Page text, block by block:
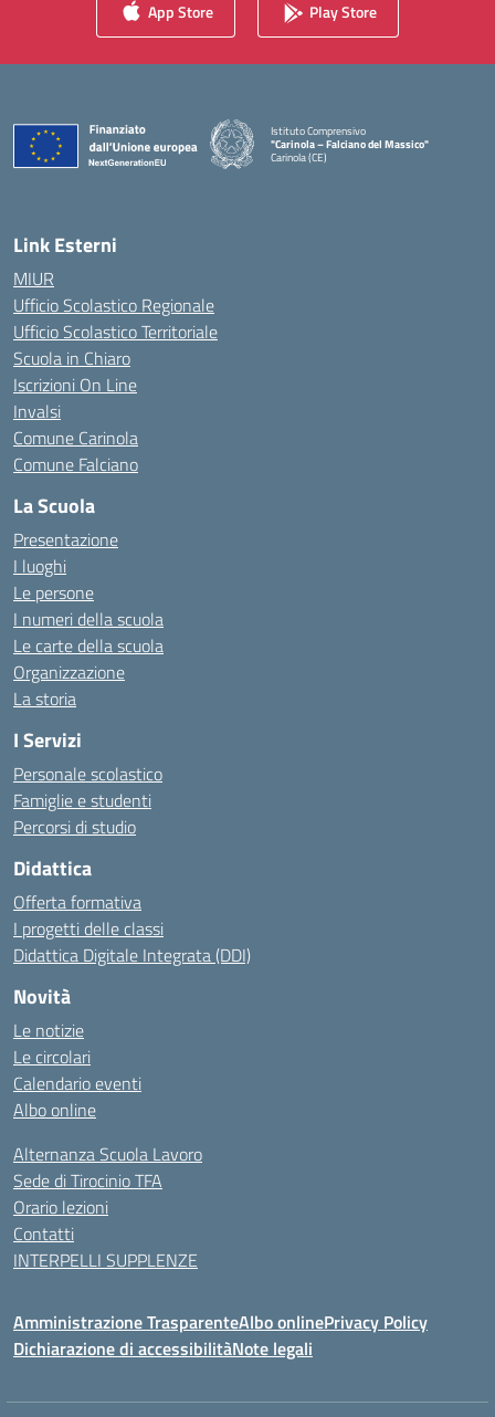
App Store Play Store
Istituto Comprensivo
"Carinola – Falciano del Massico"
Carinola (CE)
Link Esterni
MIUR
Ufficio Scolastico Regionale
Ufficio Scolastico Territoriale
Scuola in Chiaro
Iscrizioni On Line
Invalsi
Comune Carinola
Comune Falciano
La Scuola
Presentazione
I luoghi
Le persone
I numeri della scuola
Le carte della scuola
Organizzazione
La storia
I Servizi
Personale scolastico
Famiglie e studenti
Percorsi di studio
Didattica
Offerta formativa
I progetti delle classi
Didattica Digitale Integrata (DDI)
Novità
Le notizie
Le circolari
Calendario eventi
Albo online
Alternanza Scuola Lavoro
Sede di Tirocinio TFA
Orario lezioni
Contatti
INTERPELLI SUPPLENZE
Amministrazione TrasparenteAlbo onlinePrivacy Policy
Dichiarazione di accessibilitàNote legali